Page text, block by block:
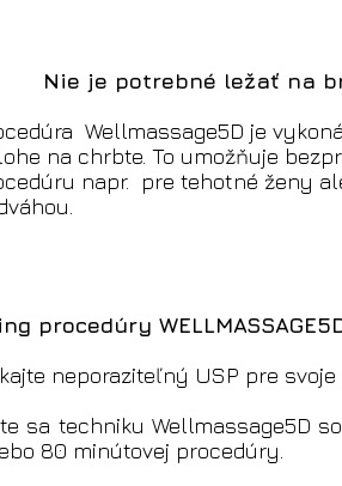
Nie je potrebné ležať na
Wellmassage5D je
na chrbte. To umožňuje
napr. pre tehotné ženy
procedúry
neporaziteľný USP pre
sa techniku Wellmassage5D
80 minútovej procedúry.